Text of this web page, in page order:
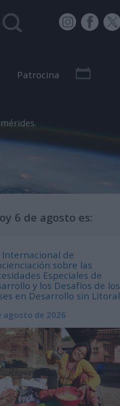
Patrocina
6 de agosto es:
Internacional de
sobre las
Especiales de
y los Desafíos de los
en Desarrollo sin Litoral
agosto de 2026